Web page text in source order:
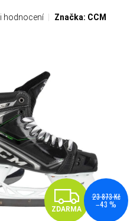
je 0,0 z 5 hvězdiček.
hodnocení Značka: CCM
ZDARMA
23 873 Kč
–43 %